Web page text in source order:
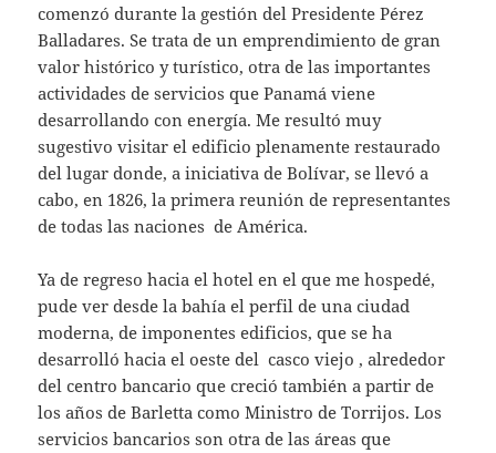
comenzó durante la gestión del Presidente Pérez
Balladares. Se trata de un emprendimiento de gran
valor histórico y turístico, otra de las importantes
actividades de servicios que Panamá viene
desarrollando con energía. Me resultó muy
sugestivo visitar el edificio plenamente restaurado
del lugar donde, a iniciativa de Bolívar, se llevó a
cabo, en 1826, la primera reunión de representantes
de todas las naciones de América.
Ya de regreso hacia el hotel en el que me hospedé,
pude ver desde la bahía el perfil de una ciudad
moderna, de imponentes edificios, que se ha
desarrolló hacia el oeste del casco viejo , alrededor
del centro bancario que creció también a partir de
los años de Barletta como Ministro de Torrijos. Los
servicios bancarios son otra de las áreas que